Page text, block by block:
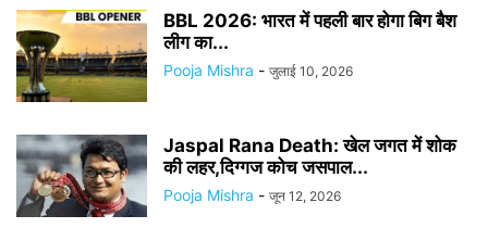
BBL 2026: भारत में पहली बार होगा बिग बैश
लीग का...
Pooja Mishra - जुलाई 10, 2026
Jaspal Rana Death: खेल जगत में शोक
की लहर,दिग्गज कोच जसपाल...
Pooja Mishra - जून 12, 2026